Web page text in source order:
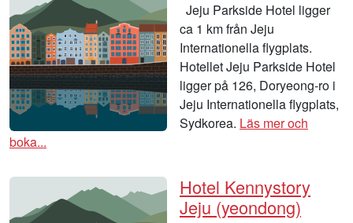
Jeju Parkside Hotel ligger
ca 1 km från Jeju
Internationella flygplats.
Hotellet Jeju Parkside Hotel
ligger på 126, Doryeong-ro i
Jeju Internationella flygplats,
Sydkorea. Läs mer och
boka...
Hotel Kennystory
Jeju (yeondong)